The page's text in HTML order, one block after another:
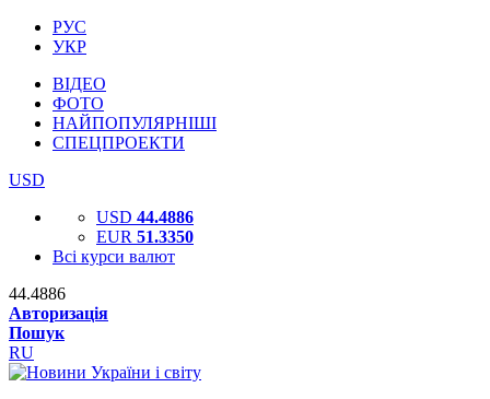
РУС
УКР
ВІДЕО
ФОТО
НАЙПОПУЛЯРНІШІ
СПЕЦПРОЕКТИ
USD
USD 44.4886
EUR 51.3350
Всі курси валют
44.4886
Авторизація
Пошук
RU